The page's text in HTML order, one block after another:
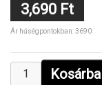
3,690 Ft
Ár hűségpontokban: 3690
Kosárba